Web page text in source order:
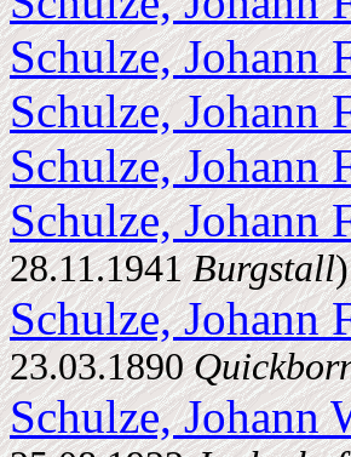
Schulze, Johann
Schulze,
Schulze,
Schulze,
28.11.1941Burgstall)
Schulze,
23.03.1890
Schulze,